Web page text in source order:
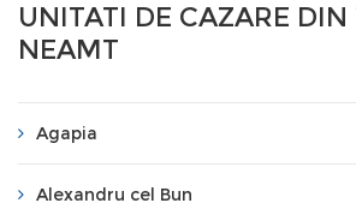
UNITATI DE CAZARE DIN
NEAMT
Agapia
Alexandru cel Bun